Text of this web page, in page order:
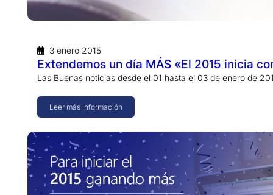
3 enero 2015
Extendemos un día MÁS «El 2015 inicia
Las Buenas noticias desde el 01 hasta el 03 de enero de
Leer más información